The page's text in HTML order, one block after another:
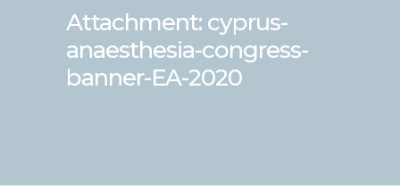
Attachment: cyprus-
anaesthesia-congress-
banner-EA-2020
ΣΥΝΕΔΡΙΑ & ΗΜΕΡΙΔΕΣ
ΕΠΙΚΟΙΝΩΝΙΑ